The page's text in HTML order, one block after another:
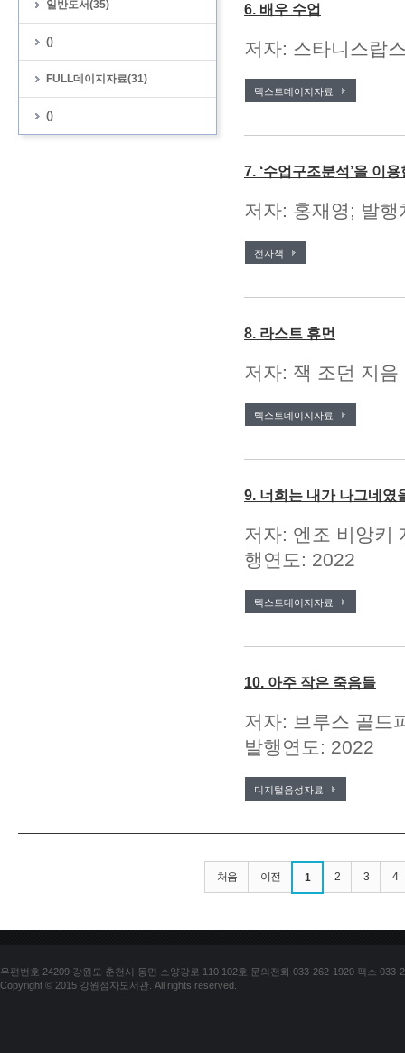
일반도서(35)
()
FULL데이지자료(31)
()
6. 배우 수업
저자: 스타니스랍
텍스트데이지자료
7. ‘수업구조분석’을 이
저자: 홍재영; 발
전자책
8. 라스트 휴먼
저자: 잭 조던 지
텍스트데이지자료
9. 너희는 내가 나그네였
저자: 엔조 비앙키
행연도: 2022
텍스트데이지자료
10. 아주 작은 죽음들
저자: 브루스 골드
발행연도: 2022
디지털음성자료
처음 이전 1 2 3 4
우편번호 24209 강원도 춘천시 동면 소양강로 110 102호 문의전화 033-262-1920 팩스 033-
Copyright © 2015 강원점자도서관. All rights reserved.